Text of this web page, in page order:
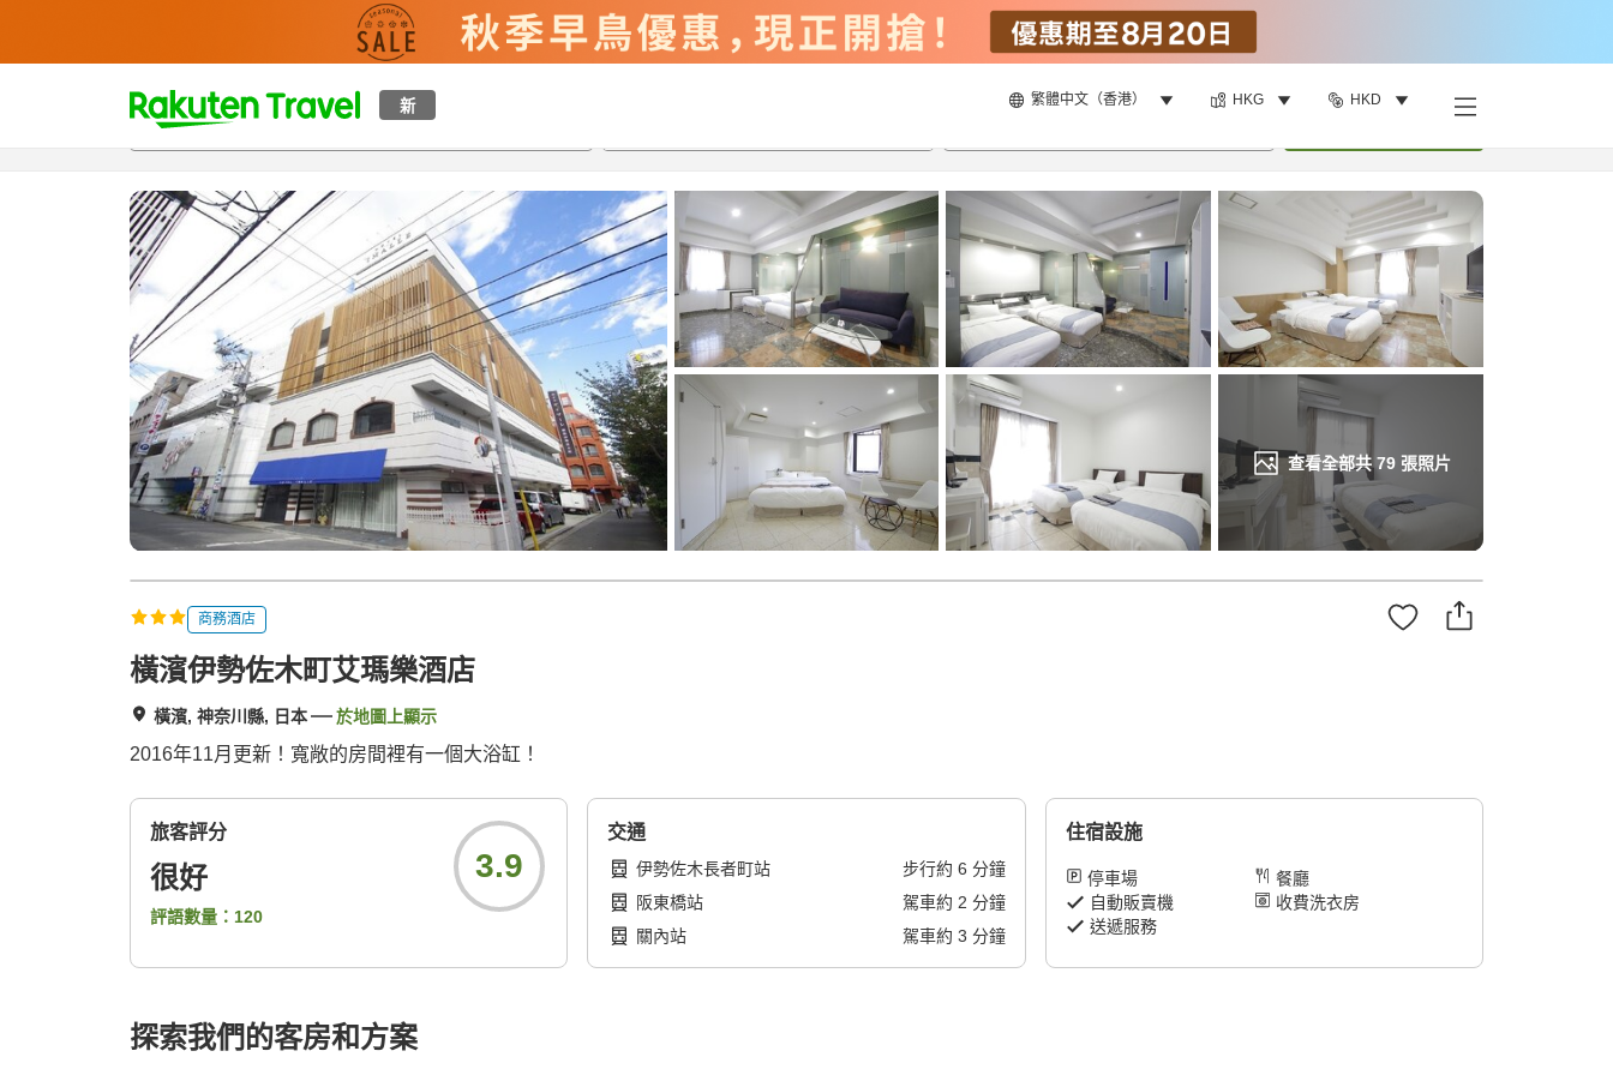
新 繁體中文（香港） HKG HKD
t
p
a
g
e
_
s
a
r
h
查看全部共 79張照片
概覽房間及住宿方案 評價設施
商務酒店
橫濱伊勢佐木町艾瑪樂酒店
橫濱, 神奈川縣, 日本 於地圖上顯示
2016年11月更新！寬敞的房間裡有一個大浴缸！
旅客評分
很好
評語數量： 120
3.9
交通
伊勢佐木長者町站 步行約 6 分鐘
阪東橋站
駕車約 2 分鐘
關內站
駕車約 3 分鐘
住宿設施
停車場
餐廳
自動販賣機
收費洗衣房
送遞服務
探索我們的客房和方案